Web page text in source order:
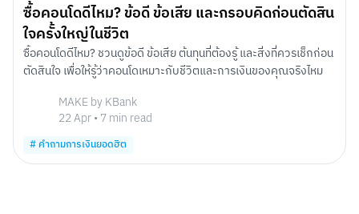
ซื้อคอนโดดีไหม? ข้อดี ข้อเสีย และกรอบคิดก่อนตัดสิน
ใจครั้งใหญ่ในชีวิต
ซื้อคอนโดดีไหม? ชวนดูข้อดี ข้อเสีย ต้นทุนที่ต้องรู้ และสิ่งที่ควรเช็กก่อน
ตัดสินใจ เพื่อให้รู้ว่าคอนโดเหมาะกับชีวิตและการเงินของคุณจริงไหม
MAKE by KBank
22 Apr• 7min read
#คำถามการเงินยอดฮิต